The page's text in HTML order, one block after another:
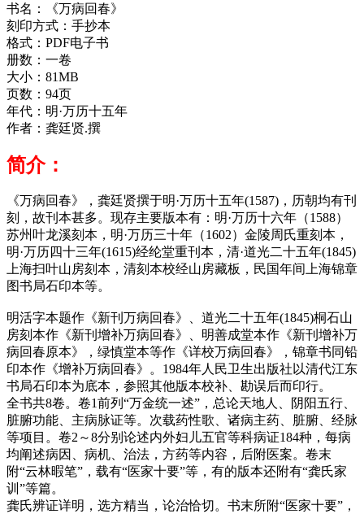
书名：《万病回春》
刻印方式：手抄本
格式：PDF电子书
册数：一卷
大小：81MB
页数： 94页
年代： 明·万历十五年
作者： 龚廷贤.撰
简介：
《万病回春》，龚廷贤撰于明·万历十五年(1587)，历朝均有刊
刻，故刊本甚多。现存主要版本有：明·万历十六年（1588）
苏州叶龙溪刻本，明·万历三十年（1602）金陵周氏重刻本，
明·万历四十三年(1615)经纶堂重刊本，清·道光二十五年(1845)
上海扫叶山房刻本，清刻本校经山房藏板，民国年间上海锦章
图书局石印本等。
明活字本题作《新刊万病回春》、道光二十五年(1845)桐石山
房刻本作《新刊增补万病回春》、明善成堂本作《新刊增补万
病回春原本》，绿慎堂本等作《详校万病回春》，锦章书同铅
印本作《增补万病回春》。1984年人民卫生出版社以清代江东
书局石印本为底本，参照其他版本校补、勘误后而印行。
全书共8卷。卷1前列“万金统一述”，总论天地人、阴阳五行、
脏腑功能、主病脉证等。次载药性歌、诸病主药、脏腑、经脉
等项目。卷2～8分别论述内外妇儿五官等科病证184种，每病
均阐述病因、病机、治法，方药等内容，后附医案。卷末
附“云林暇笔”，载有“医家十要”等，有的版本还附有“龚氏家
训”等篇。
龚氏辨证详明，选方精当，论治恰切。书末所附“医家十要”，